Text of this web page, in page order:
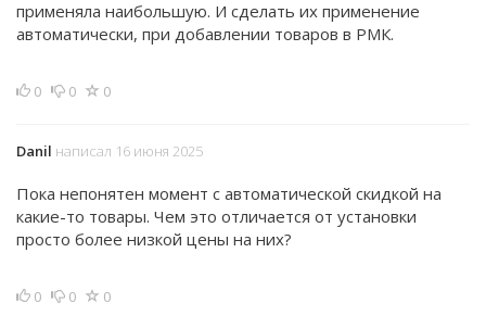
применяла наибольшую. И сделать их применение
автоматически, при добавлении товаров в РМК.
0 0 0
Danil написал 16 июня 2025
Пока непонятен момент с автоматической скидкой на
какие-то товары. Чем это отличается от установки
просто более низкой цены на них?
0 0 0